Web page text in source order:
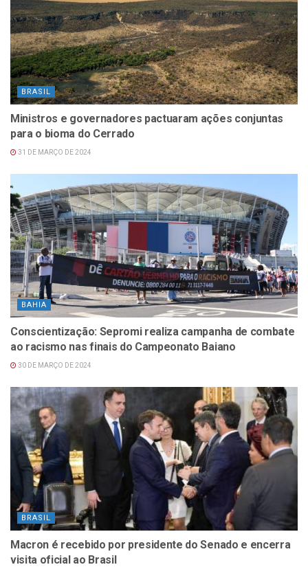
BRASIL
Ministros e governadores pactuaram ações conjuntas
para o bioma do Cerrado
31 DE MARÇO DE 2024
BAHIA
Conscientização: Sepromi realiza campanha de combate
ao racismo nas finais do Campeonato Baiano
30 DE MARÇO DE 2024
BRASIL
Macron é recebido por presidente do Senado e encerra
visita oficial ao Brasil